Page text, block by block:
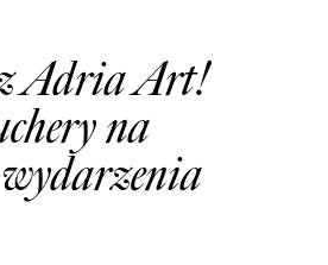
Adria Art!
na